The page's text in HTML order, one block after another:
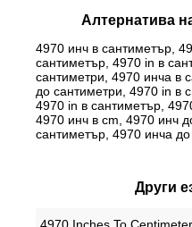
Алтернатива
4970 инч в сантиметър,
сантиметър, 4970 in в
сантиметри, 4970 инча в
до сантиметри, 4970 in в
4970 in в сантиметър,
4970 инч в cm, 4970 инч
сантиметър, 4970 инча
Други